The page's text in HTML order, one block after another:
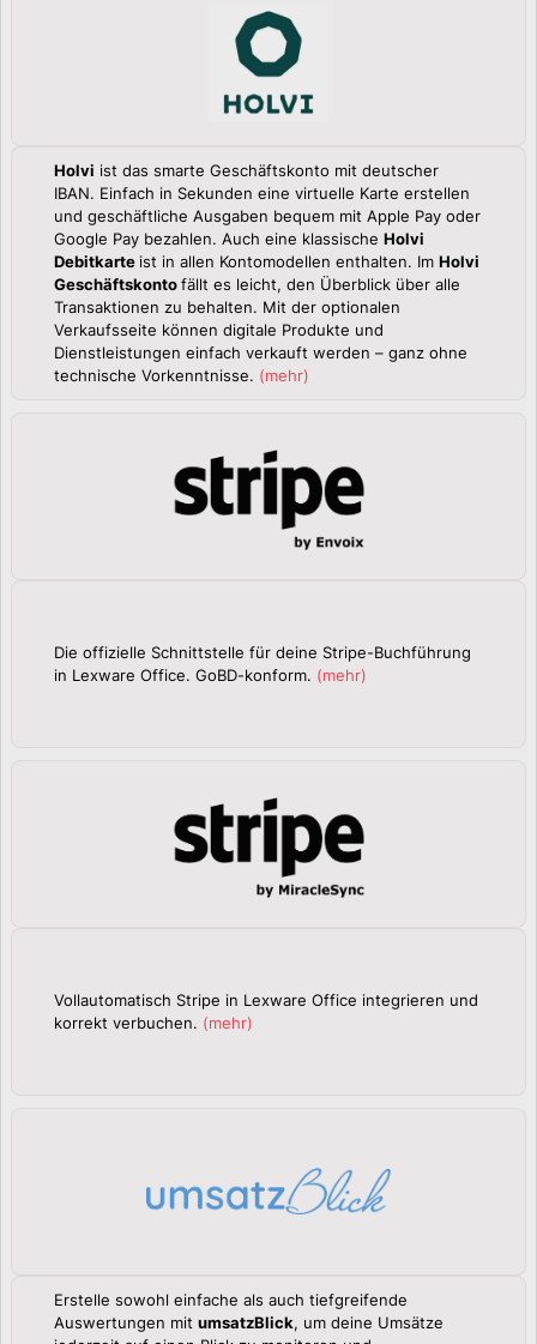
Holvi ist das smarte Geschäftskonto mit deutscher
IBAN. Einfach in Sekunden eine virtuelle Karte erstellen
und geschäftliche Ausgaben bequem mit Apple Pay oder
Google Pay bezahlen. Auch eine klassische Holvi
Debitkarte ist in allen Kontomodellen enthalten. Im Holvi
Geschäftskontofällt es leicht, den Überblick über alle
Transaktionen zu behalten. Mit der optionalen
Verkaufsseite können digitale Produkte und
Dienstleistungen einfach verkauft werden – ganz ohne
technische Vorkenntnisse. (mehr)
Die offizielle Schnittstelle für deine Stripe-Buchführung
in Lexware Office. GoBD-konform. (mehr)
Vollautomatisch Stripe in Lexware Office integrieren und
korrekt verbuchen. (mehr)
Erstelle sowohl einfache als auch tiefgreifende
Auswertungen mit umsatzBlick, um deine Umsätze